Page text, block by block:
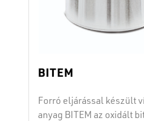
BITEM
Forró eljárással készült
anyag BITEM az oxidált